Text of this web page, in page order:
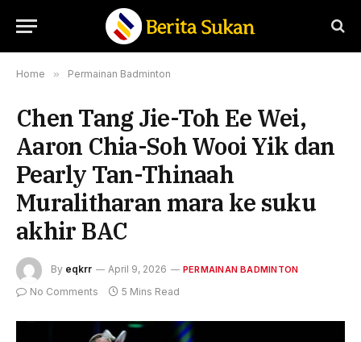
Home » Permainan Badminton
Chen Tang Jie-Toh Ee Wei,
Aaron Chia-Soh Wooi Yik dan
Pearly Tan-Thinaah
Muralitharan mara ke suku
akhir BAC
By eqkrr April 9, 2026 PERMAINAN BADMINTON
No Comments 5 Mins Read